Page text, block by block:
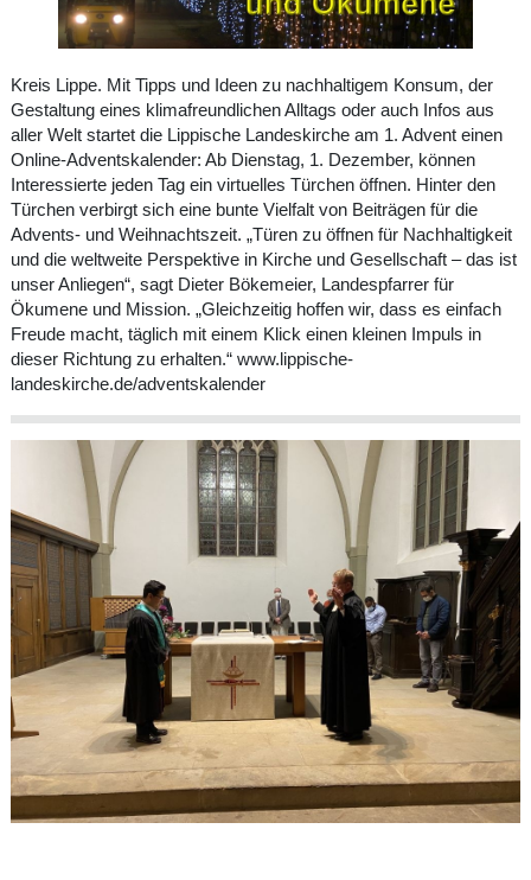
Kreis Lippe. Mit Tipps und Ideen zu nachhaltigem Konsum, der
Gestaltung eines klimafreundlichen Alltags oder auch Infos aus
aller Welt startet die Lippische Landeskirche am 1. Advent einen
Online-Adventskalender: Ab Dienstag, 1. Dezember, können
Interessierte jeden Tag ein virtuelles Türchen öffnen. Hinter den
Türchen verbirgt sich eine bunte Vielfalt von Beiträgen für die
Advents- und Weihnachtszeit. „Türen zu öffnen für Nachhaltigkeit
und die weltweite Perspektive in Kirche und Gesellschaft – das ist
unser Anliegen“, sagt Dieter Bökemeier, Landespfarrer für
Ökumene und Mission. „Gleichzeitig hoffen wir, dass es einfach
Freude macht, täglich mit einem Klick einen kleinen Impuls in
dieser Richtung zu erhalten.“ www.lippische-
landeskirche.de/adventskalender